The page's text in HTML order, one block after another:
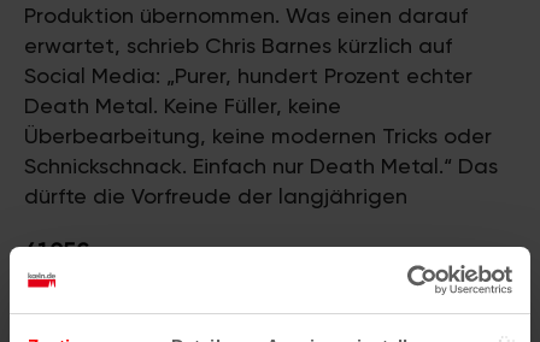
Produktion übernommen. Was einen darauf
erwartet, schrieb Chris Barnes kürzlich auf
Social Media: „Purer, hundert Prozent echter
Death Metal. Keine Füller, keine
Überbearbeitung, keine modernen Tricks oder
Schnickschnack. Einfach nur Death Metal.“ Das
dürfte die Vorfreude der langjährigen
41.05€